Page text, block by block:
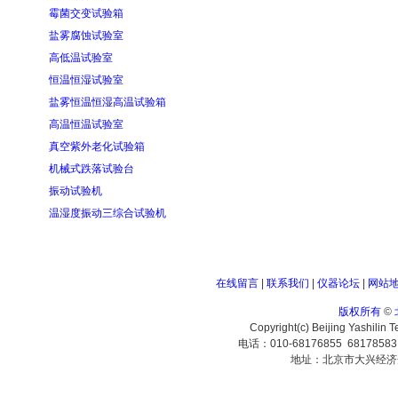
霉菌交变试验箱
盐雾腐蚀试验室
高低温试验室
恒温恒湿试验室
盐雾恒温恒湿高温试验箱
高温恒温试验室
真空紫外老化试验箱
机械式跌落试验台
振动试验机
温湿度振动三综合试验机
在线留言| 联系我们 仪器论坛| 网站
版权所有©
Copyright(c) Beijing Yashilin
电话：010-68176855
地址：北京市大兴经